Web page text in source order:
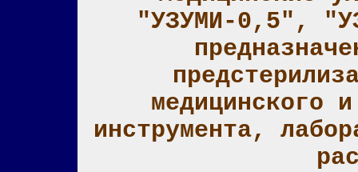
"УЗУМИ-0,5",
медицинского
инструмента,